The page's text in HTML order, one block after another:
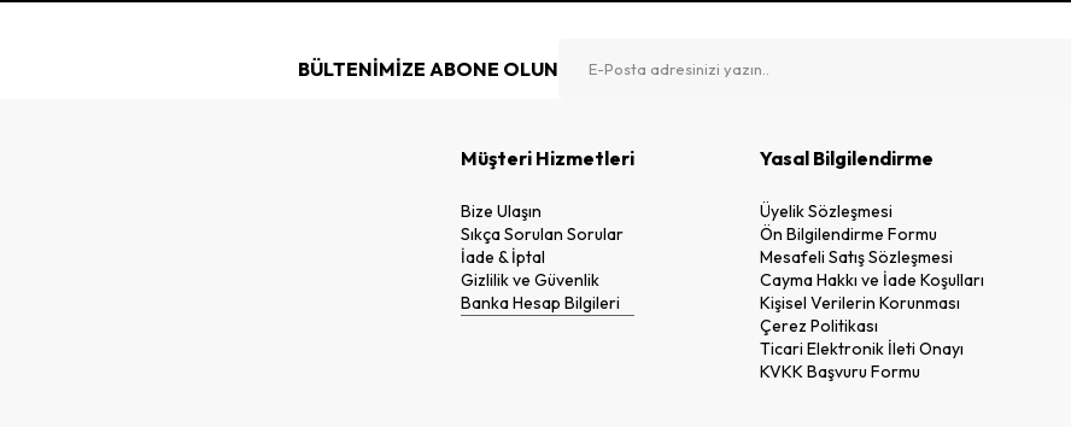
BÜLTENİMİZE ABONE OLUN
Müşteri Hizmetleri
Bize Ulaşın
Sıkça Sorulan Sorular
İade & İptal
Gizlilik ve Güvenlik
Banka Hesap Bilgileri
Yasal Bilgilendirme
Üyelik Sözleşmesi
Ön Bilgilendirme Formu
Mesafeli Satış Sözleşmesi
Cayma Hakkı ve İade Koşulları
Kişisel Verilerin Korunması
Çerez Politikası
Ticari Elektronik İleti Onayı
KVKK Başvuru Formu